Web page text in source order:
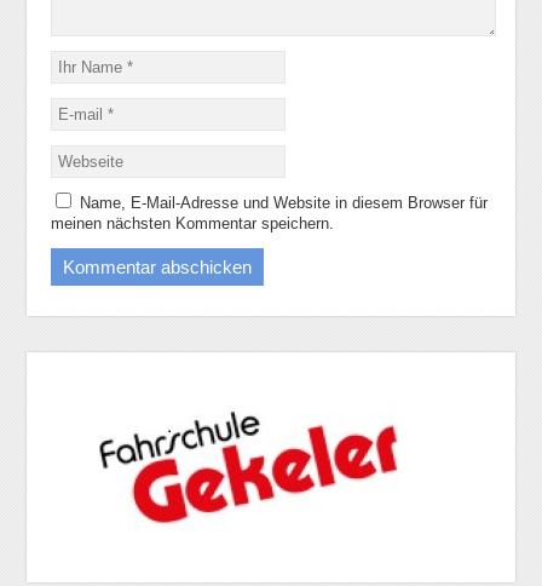
Name, E-Mail-Adresse und Website in diesem Browser für
meinen nächsten Kommentar speichern.